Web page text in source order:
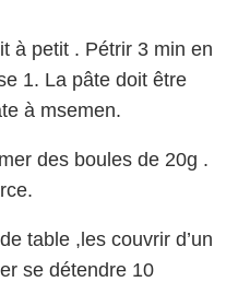
à petit . Pétrir 3 min en
1. La pâte doit être
à msemen.
des boules de 20g .
table ,les couvrir d’un
se détendre 10